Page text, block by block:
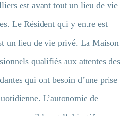
est avant tout un lieu de vie
Le Résident qui y entre est
un lieu de vie privé. La Maison
qualifiés aux attentes des
qui ont besoin d’une prise
L’autonomie de